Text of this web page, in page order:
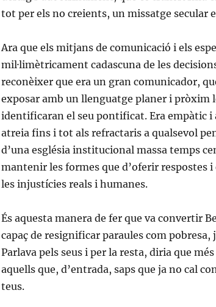
tot per els no creients, un missatge secular
Ara que els mitjans de comunicació i els
mil·limètricament cadascuna de les
reconèixer que era un gran comunicador,
exposar amb un llenguatge planer i pròxim
identificaran el seu pontificat. Era empàtic i
atreia fins i tot als refractaris a qualsevol
d’una església institucional massa temps
mantenir les formes que d’oferir respostes
les injustícies reals i humanes.
És aquesta manera de fer que va convertir
capaç de resignificar paraules com
Parlava pels seus i per la resta, diria que
aquells que, d’entrada, saps que ja no cal
teus.